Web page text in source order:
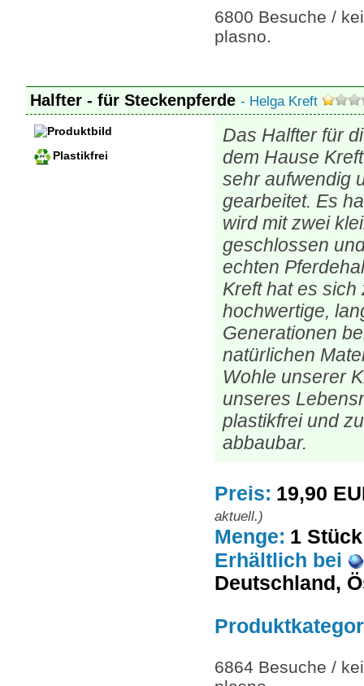
6800 Besuche /
plasno.
Halfter - für Steckenpferde - Helga Kreft
Plastikfrei
Das Halfter für
dem Hause
sehr aufwendig
gearbeitet. Es
wird mit zwei
geschlossen
echten
Kreft hat es sich
hochwertige,
Generationen
natürlichen
Wohle unserer
unseres
plastikfrei und
abbaubar.
Preis: 19,90
aktuell.)
Menge: 1 Stück
Erhältlich bei
Deutschland,
6864 Besuche /